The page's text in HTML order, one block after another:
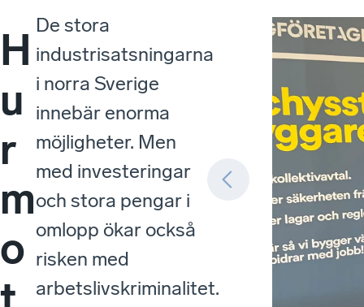
H
u
r
m
o
De stora
industrisatsningarna
i norra Sverige
innebär enorma
möjligheter. Men
med investeringar
och stora pengar i
omlopp ökar också
risken med
arbetslivskriminalitet.